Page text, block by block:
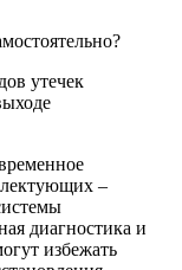
утечек
–
диагностика и
избежать